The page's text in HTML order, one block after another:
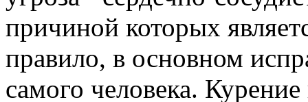
причиной которых
правило, в основном
самого человека.